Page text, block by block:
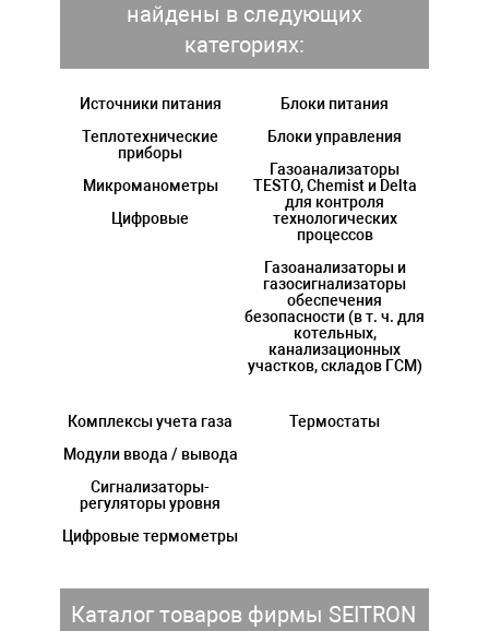
найдены в следующих
категориях:
Источники питания
Теплотехнические
приборы
Микроманометры
Цифровые
Блоки питания
Блоки управления
Газоанализаторы
TESTO, Chemist и Delta
для контроля
технологических
процессов
Газоанализаторы и
газосигнализаторы
обеспечения
безопасности (в т. ч. для
котельных,
канализационных
участков, складов ГСМ)
Комплексы учета газа
Модули ввода / вывода
Сигнализаторы-
регуляторы уровня
Цифровые термометры
Термостаты
Каталог товаров фирмы SEITRON